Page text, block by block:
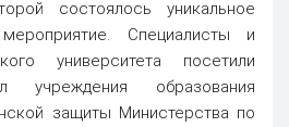
состоялось уникальное
Специалисты и
университета посетили
учреждения образования
защиты Министерства по